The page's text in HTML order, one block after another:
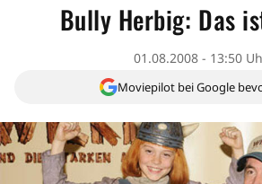
Bully Herbig: Das
01.08.2008 - 13:50
Moviepilot bei Google